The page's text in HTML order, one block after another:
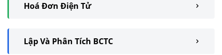
Hoá Đơn Điện Tử
Lập Và Phân Tích BCTC